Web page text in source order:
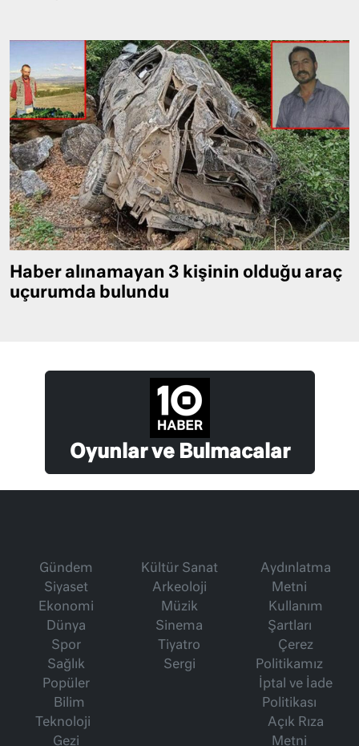
Haber alınamayan 3 kişinin olduğu araç
uçurumda bulundu
Oyunlar ve Bulmacalar
Gündem
Siyaset
Ekonomi
Dünya
Spor
Sağlık
Popüler
Bilim
Teknoloji
Gezi
Kültür Sanat
Arkeoloji
Müzik
Sinema
Tiyatro
Sergi
Aydınlatma
Metni
Kullanım
Şartları
Çerez
Politikamız
İptal ve İade
Politikası
Açık Rıza
Metni